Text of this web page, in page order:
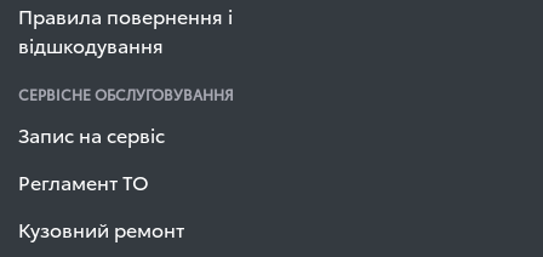
Правила повернення і
відшкодування
СЕРВІСНЕ ОБСЛУГОВУВАННЯ
Запис на сервіс
Регламент ТО
Кузовний ремонт